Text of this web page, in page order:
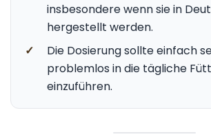
insbesondere wenn sie in
hergestellt werden.
✓
Die Dosierung sollte einfach
problemlos in die tägliche
einzuführen.